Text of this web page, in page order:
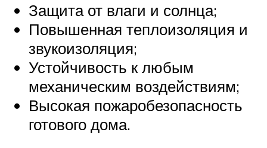
Защита от влаги и солнца;
Повышенная теплоизоляция и
звукоизоляция;
Устойчивость к любым
механическим воздействиям;
Высокая пожаробезопасность
готового дома.